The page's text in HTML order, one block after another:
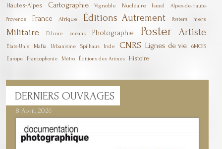
Hautes-Alpes Cartographie Vignoble Nucléaire Israël Alpes-de-Haute-
Provence France Afrique Éditions Autrement Posters mers
Militaire Ethnie océans Photographie Poster Artiste
États-Unis Mafia Urbanisme Spilhaus Inde CNRS Lignes de vie 6MOIS
Europe Francophonie Métro Éditions des Arènes Histoire
DERNIERS OUVRAGES
8 April, 2026
7 April, 2026
1 March, 2026
23 December, 2025
9 December, 2025
6 October, 2025
5 April, 2025
17 March, 2025
11 January, 2025
10 January, 2025